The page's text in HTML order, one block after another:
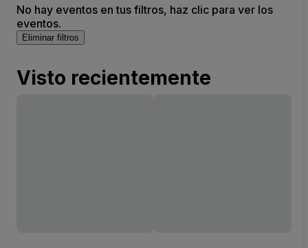
No hay eventos en tus filtros, haz clic para ver los
eventos.
Eliminar filtros
Visto recientemente